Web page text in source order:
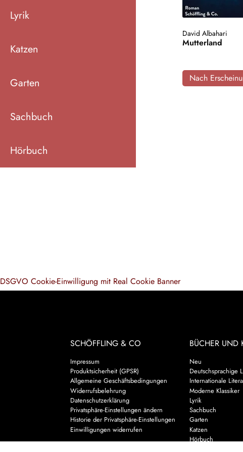
Lyrik
Katzen
Garten
Sachbuch
Hörbuch
David Albahari
Mutterland
Nach
SCHÖFFLING & CO
Impressum
Produktsicherheit (GPSR)
Allgemeine Geschäftsbedingungen
Widerrufsbelehrung
Datenschutzerklärung
Privatsphäre-Einstellungen ändern
Historie der Privatsphäre-Einstellungen
Einwilligungen widerrufen
BÜCHER UND
Neu
Deutschsprachige
Internationale
Moderne Klassiker
Lyrik
Sachbuch
Garten
Katzen
Hörbuch
DSGVO Cookie-Einwilligung mit Real Cookie Banner